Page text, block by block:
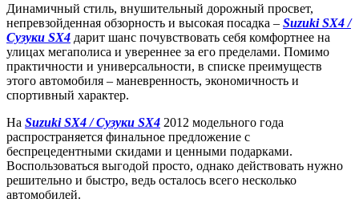
Динамичный стиль, внушительный дорожный просвет,
непревзойденная обзорность и высокая посадка – Suzuki SX4 /
Сузуки SX4 дарит шанс почувствовать себя комфортнее на
улицах мегаполиса и увереннее за его пределами. Помимо
практичности и универсальности, в списке преимуществ
этого автомобиля – маневренность, экономичность и
спортивный характер.
На Suzuki SX4 / Сузуки SX4 2012 модельного года
распространяется финальное предложение с
беспрецедентными скидами и ценными подарками.
Воспользоваться выгодой просто, однако действовать нужно
решительно и быстро, ведь осталось всего несколько
автомобилей.